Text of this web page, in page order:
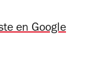
en Google